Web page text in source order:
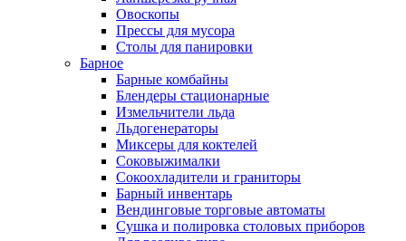
Овоскопы
Прессы для мусора
Столы для панировки
Барное
Барные комбайны
Блендеры стационарные
Измельчители льда
Льдогенераторы
Миксеры для коктелей
Соковыжималки
Сокоохладители и граниторы
Барный инвентарь
Вендинговые торговые автоматы
Сушка и полировка столовых приборов